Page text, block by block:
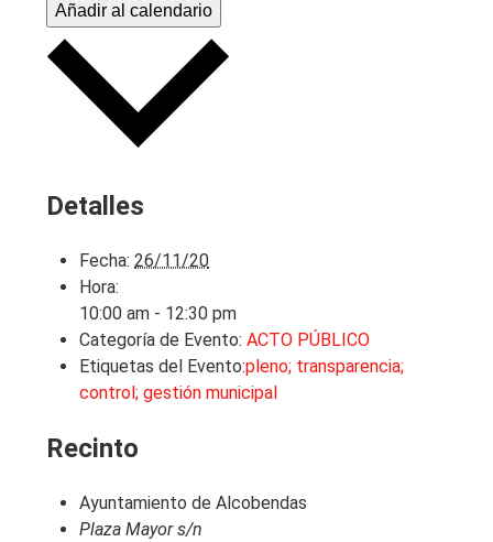
Añadir al calendario
Detalles
Fecha: 26/11/20
Hora:
10:00 am - 12:30 pm
Categoría de Evento: ACTO PÚBLICO
Etiquetas del Evento:pleno; transparencia;
control; gestión municipal
Recinto
Ayuntamiento de Alcobendas
Plaza Mayor s/n